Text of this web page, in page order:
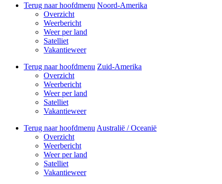
Terug naar hoofdmenu Noord-Amerika
Overzicht
Weerbericht
Weer per land
Satelliet
Vakantieweer
Terug naar hoofdmenu Zuid-Amerika
Overzicht
Weerbericht
Weer per land
Satelliet
Vakantieweer
Terug naar hoofdmenu Australië / Oceanië
Overzicht
Weerbericht
Weer per land
Satelliet
Vakantieweer